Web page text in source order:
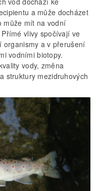
a může docházet
může mít na vodní
vlivy spočívají ve
organismy a v přerušení
vodními biotopy.
vody, změna
struktury mezidruhových